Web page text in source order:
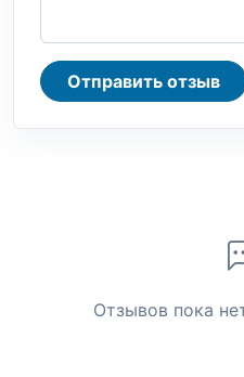
Отправить отзыв
Отзывов пока